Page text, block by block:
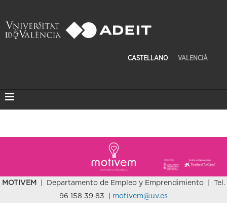
CASTELLANO VALENCIÀ
MOTIVEM
| Departamento de Empleo y Emprendimiento | Tel.
96 158 39 83 | motivem@uv.es